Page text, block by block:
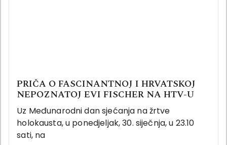
PRIČA O FASCINANTNOJ I HRVATSKOJ
NEPOZNATOJ EVI FISCHER NA HTV-U
Uz Međunarodni dan sjećanja na žrtve
holokausta, u ponedjeljak, 30. siječnja, u 23.10
sati, na